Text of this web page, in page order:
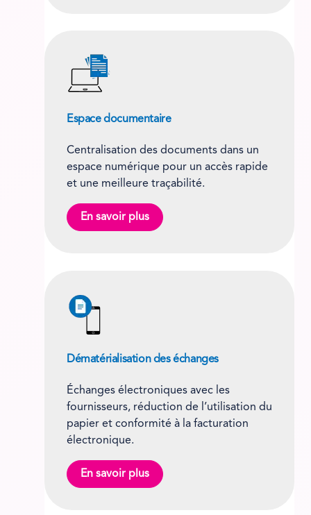
Espace documentaire
Centralisation des documents dans un
espace numérique pour un accès rapide
et une meilleure traçabilité.
En savoir plus
Dématérialisation des échanges
Échanges électroniques avec les
fournisseurs, réduction de l’utilisation du
papier et conformité à la facturation
électronique.
En savoir plus